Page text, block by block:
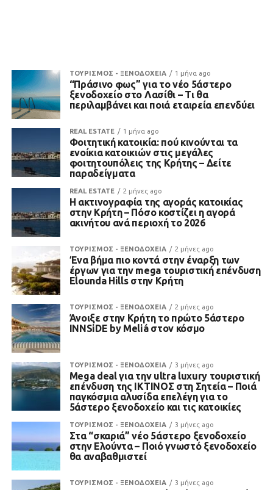
ΤΟΥΡΙΣΜΟΣ - ΞΕΝΟΔΟΧΕΙΑ 1 μήνα ago
“Πράσινο φως” για το νέο 5άστερο
ξενοδοχείο στο Λασίθι – Τι θα
περιλαμβάνει και ποιά εταιρεία επενδύει
REAL ESTATE 1 μήνα ago
Φοιτητική κατοικία: πού κινούνται τα
ενοίκια κατοικιών στις μεγάλες
φοιτητουπόλεις της Κρήτης – Δείτε
παραδείγματα
REAL ESTATE 2 μήνες ago
Η ακτινογραφία της αγοράς κατοικίας
στην Κρήτη – Πόσο κοστίζει η αγορά
ακινήτου ανά περιοχή το 2026
ΤΟΥΡΙΣΜΟΣ - ΞΕΝΟΔΟΧΕΙΑ 2 μήνες ago
Ένα βήμα πιο κοντά στην έναρξη των
έργων για την mega τουριστική επένδυση
Elounda Hills στην Κρήτη
ΤΟΥΡΙΣΜΟΣ - ΞΕΝΟΔΟΧΕΙΑ 2 μήνες ago
Άνοιξε στην Κρήτη το πρώτο 5άστερο
INNSiDE by Meliá στον κόσμο
ΤΟΥΡΙΣΜΟΣ - ΞΕΝΟΔΟΧΕΙΑ 3 μήνες ago
Mega deal για την ultra luxury τουριστική
επένδυση της ΙΚΤΙΝΟΣ στη Σητεία – Ποιά
παγκόσμια αλυσίδα επελέγη για το
5άστερο ξενοδοχείο και τις κατοικίες
ΤΟΥΡΙΣΜΟΣ - ΞΕΝΟΔΟΧΕΙΑ 3 μήνες ago
Στα “σκαριά” νέο 5άστερο ξενοδοχείο
στην Ελούντα – Ποιό γνωστό ξενοδοχείο
θα αναβαθμιστεί
ΤΟΥΡΙΣΜΟΣ - ΞΕΝΟΔΟΧΕΙΑ 3 μήνες ago